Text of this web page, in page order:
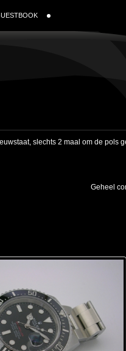
slechts 2 maal om de pols
Geheel